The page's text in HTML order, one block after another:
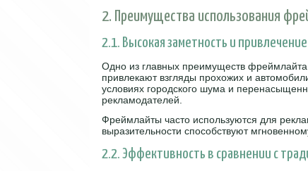
2. Преимущества использования
2.1. Высокая заметность и
Одно из главных преимуществ фреймлайта
привлекают взгляды прохожих и
условиях городского шума и
рекламодателей.
Фреймлайты часто используются для
выразительности способствуют
2.2. Эффективность в сравнении с